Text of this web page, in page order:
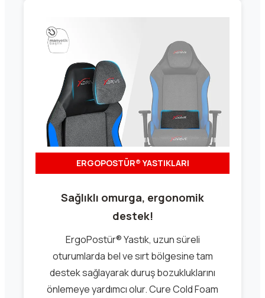
ERGOPOSTÜR® YASTIKLARI
Sağlıklı omurga, ergonomik
destek!
ErgoPostür® Yastık, uzun süreli
oturumlarda bel ve sırt bölgesine tam
destek sağlayarak duruş bozukluklarını
önlemeye yardımcı olur. Cure Cold Foam